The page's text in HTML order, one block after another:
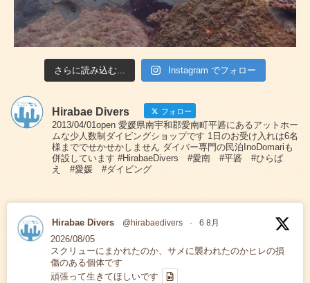
さらに読み込む... Instagram でフォロー
Hirabae Divers フォロー
2013/04/01open 愛媛県南宇和郡愛南町平碆にあるアットホー
ムな少人数制ダイビングショップです 1日のお受け入れは6名
様まででせかせかしません ダイバー専門の民泊InoDomariも
併設しています #HirabaeDivers #愛南 #平碆 #ひらば
え #愛媛 #ダイビング
Hirabae Divers @hirabaedivers · 6 8月
2026/08/05
スクリューにまかれたのか、サメに襲われたのかヒレの損
傷のある個体です
頑張って生きてほしいです